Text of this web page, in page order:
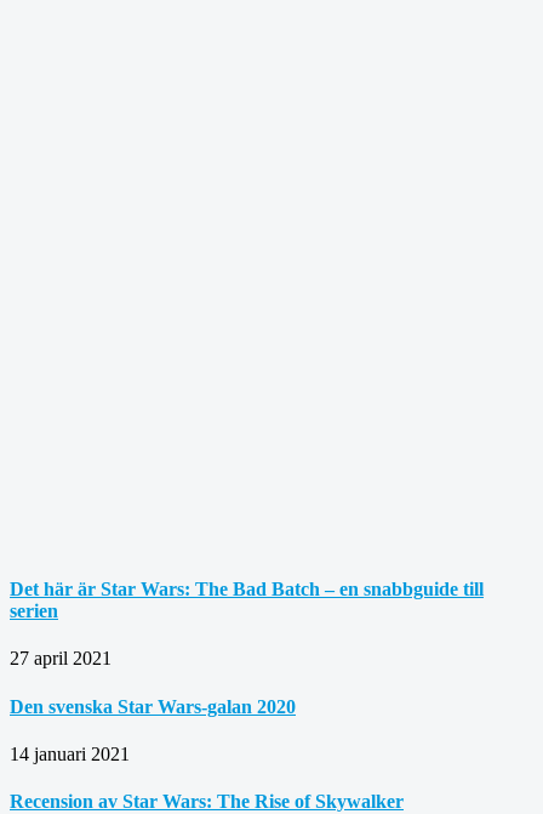
Det här är Star Wars: The Bad Batch – en snabbguide till
serien
27 april 2021
Den svenska Star Wars-galan 2020
14 januari 2021
Recension av Star Wars: The Rise of Skywalker